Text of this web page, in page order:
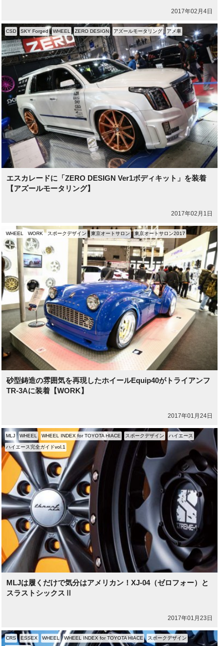
2017年02月4日
エスカレードに「ZERO DESIGN Ver1ボディキット」を装着
【アズールモータリング】
2017年02月1日
CSD SKY Forged WHEEL ZERO DESIGN アズールモータリング アメ車
砂型鋳造の雰囲気を再現したホイールEquip40がトライアンフ
TR-3Aに装着【WORK】
2017年01月24日
WHEEL WORK スポークデザイン 東京オートサロン 東京オートサロン2017
MLJは履くだけで気分はアメリカン！XJ-04（ゼロフォー）と
スラストシックスⅡ
2017年01月23日
MLJ WHEEL WHEEL INDEX for TOYOTA HIACE スポークデザイン ハイエース
ハイエース完全ガイドvol.1
CRS ESSEX WHEEL WHEEL INDEX for TOYOTA HIACE スポークデザイン